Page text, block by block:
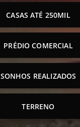
CASAS ATÉ 250MIL
PRÉDIO COMERCIAL
SONHOS REALIZADOS
TERRENO